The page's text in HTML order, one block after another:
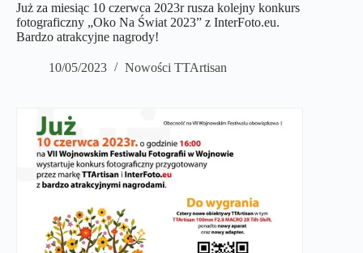
Już za miesiąc 10 czerwca 2023r rusza kolejny konkurs
fotograficzny „Oko Na Świat 2023” z InterFoto.eu.
Bardzo atrakcyjne nagrody!
10/05/2023 Nowości TTArtisan